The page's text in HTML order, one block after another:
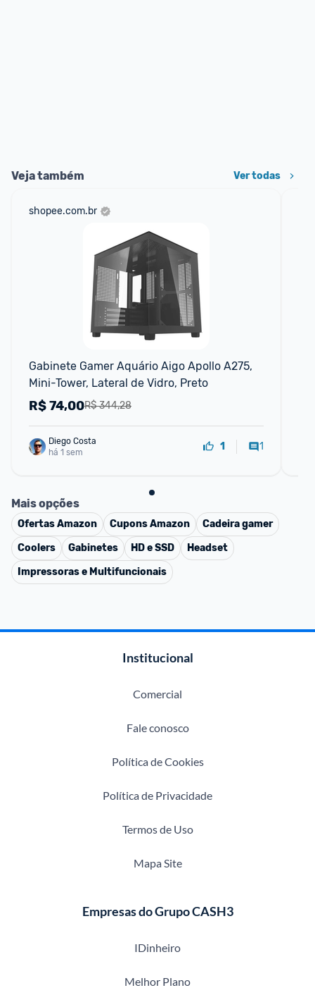
Veja também Ver todas
shopee.com.br
Gabinete Gamer Aquário Aigo Apollo A275,
Mini-Tower, Lateral de Vidro, Preto
R$ 344,28
R$74,00
Diego Costa
há 1 sem
1 1
Mais opções
OfertasAmazon CuponsAmazon
Cadeira gamer
Coolers
Gabinetes HD e SSD
Headset
Impressoras e Multifuncionais
Institucional
Comercial
Fale conosco
Política de Cookies
Política de Privacidade
Termos de Uso
Mapa Site
Empresas do Grupo CASH3
IDinheiro
Melhor Plano